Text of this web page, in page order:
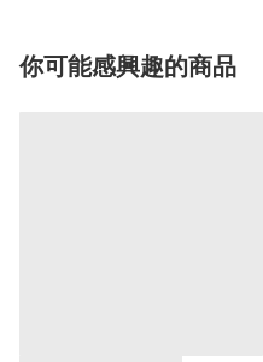
你可能感興趣的商品